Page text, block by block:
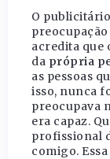
O
acredita que
da própria
as pessoas
isso, nunca
preocupava
era capaz.
profissional
comigo.